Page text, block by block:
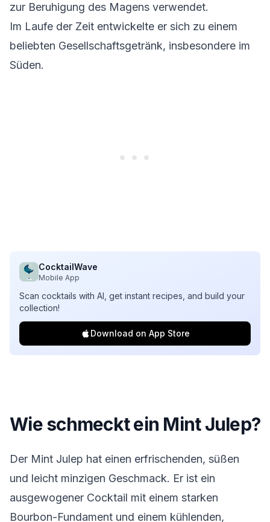
zur Beruhigung des Magens verwendet.
Im Laufe der Zeit entwickelte er sich zu einem
beliebten Gesellschaftsgetränk, insbesondere im
Süden.
CocktailWave
Mobile App
Scan cocktails with AI, get instant recipes, and build your
collection!
Download on App Store
Wie schmeckt ein Mint Julep?
Der Mint Julep hat einen erfrischenden, süßen
und leicht minzigen Geschmack. Er ist ein
ausgewogener Cocktail mit einem starken
Bourbon-Fundament und einem kühlenden,